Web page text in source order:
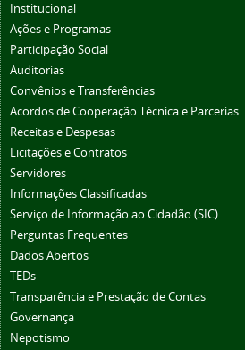
Institucional
Ações e Programas
Participação Social
Auditorias
Convênios e Transferências
Acordos de Cooperação Técnica e Parcerias
Receitas e Despesas
Licitações e Contratos
Servidores
Informações Classificadas
Serviço de Informação ao Cidadão (SIC)
Perguntas Frequentes
Dados Abertos
TEDs
Transparência e Prestação de Contas
Governança
Nepotismo